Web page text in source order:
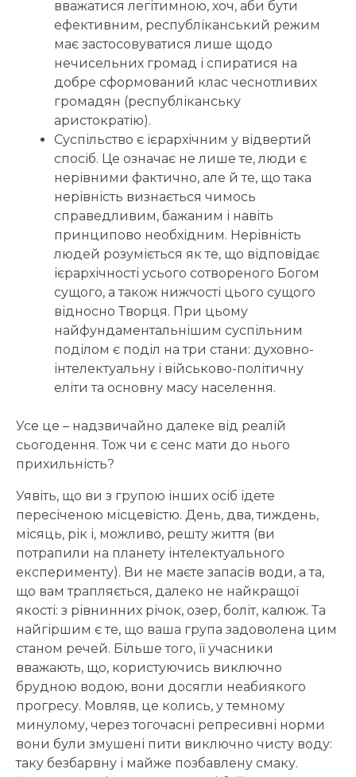
вважатися легітимною, хоч, аби бути
ефективним, республіканський режим
має застосовуватися лише щодо
нечисельних громад і спиратися на
добре сформований клас чеснотливих
громадян (республіканську
аристократію).
Суспільство є ієрархічним у відвертий
спосіб. Це означає не лише те, люди є
нерівними фактично, але й те, що така
нерівність визнається чимось
справедливим, бажаним і навіть
принципово необхідним. Нерівність
людей розуміється як те, що відповідає
ієрархічності усього сотвореного Богом
сущого, а також нижчості цього сущого
відносно Творця. При цьому
найфундаментальнішим суспільним
поділом є поділ на три стани: духовно-
інтелектуальну і військово-політичну
еліти та основну масу населення.
Усе це – надзвичайно далеке від реалій
сьогодення. Тож чи є сенс мати до нього
прихильність?
Уявіть, що ви з групою інших осіб ідете
пересіченою місцевістю. День, два, тиждень,
місяць, рік і, можливо, решту життя (ви
потрапили на планету інтелектуального
експерименту). Ви не маєте запасів води, а та,
що вам трапляється, далеко не найкращої
якості: з рівнинних річок, озер, боліт, калюж. Та
найгіршим є те, що ваша група задоволена цим
станом речей. Більше того, її учасники
вважають, що, користуючись виключно
брудною водою, вони досягли неабиякого
прогресу. Мовляв, це колись, у темному
минулому, через тогочасні репресивні норми
вони були змушені пити виключно чисту воду:
таку безбарвну і майже позбавлену смаку.